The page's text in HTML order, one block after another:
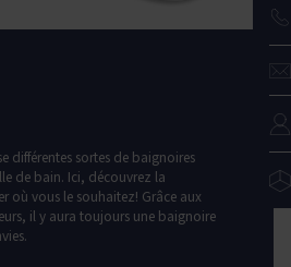
différentes sortes de baignoires
de bain. Ici, découvrez la
où vous le souhaitez! Grâce aux
il y aura toujours une baignoire